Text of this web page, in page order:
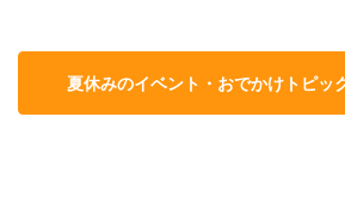
夏休みのイベント・おでかけトピッ